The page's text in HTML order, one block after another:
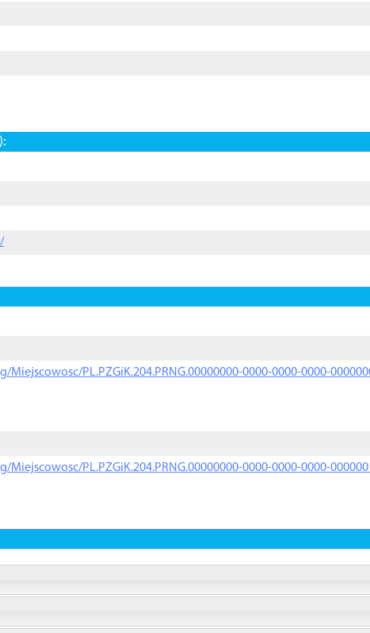
PL.PZGiK.204.PRNG.00000000-0000-0000-0000-
PL.PZGiK.204.PRNG.00000000-0000-0000-0000-